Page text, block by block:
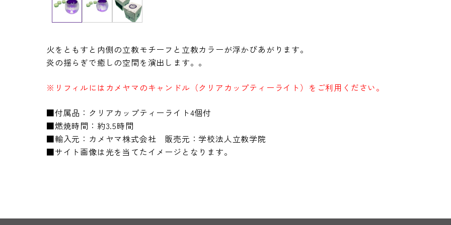
火をともすと内側の立教モチーフと立教カラーが浮かびあがります。
炎の揺らぎで癒しの空間を演出します。。
※ リフィルにはカメヤマのキャンドル（クリアカップティーライト）をご利用ください。
■付属品：クリアカップティーライト4個付
■燃焼時間：約3.5時間
■輸入元：カメヤマ株式会社 販売元：学校法人立教学院
■サイト画像は光を当てたイメージとなります。